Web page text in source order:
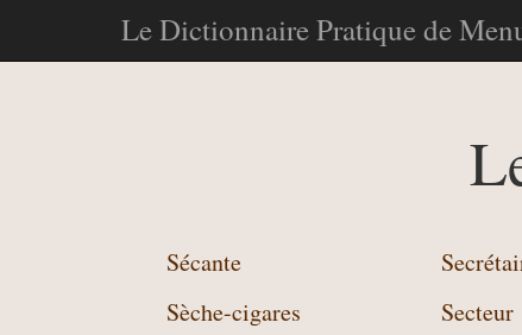
Le Dictionnaire Pratique de
Sécante
Sèche-cigares
Secteur